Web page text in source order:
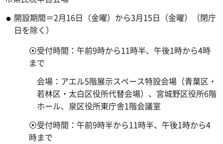
開設期間＝2月16日（金曜）から3月15日（金曜）（閉庁
日を除く）
⦿受付時間：午前9時から11時半、午後1時から4時
まで
会場：アエル5階展示スペース特設会場（青葉区・
若林区・太白区役所代替会場）、宮城野区役所6階
ホール、泉区役所東庁舎1階会議室
⦿受付時間：午前9時半から11時半、午後1時から4
時まで